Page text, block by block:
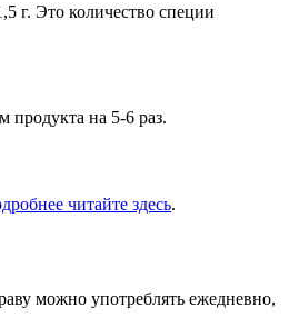
г. Это количество специи
продукта на 5-6 раз.
читайте здесь.
можно употреблять ежедневно,